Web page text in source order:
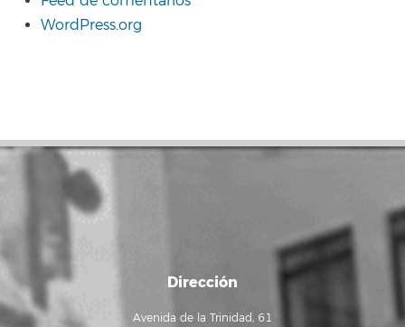
WordPress.org
Dirección
Avenida de la Trinidad, 61